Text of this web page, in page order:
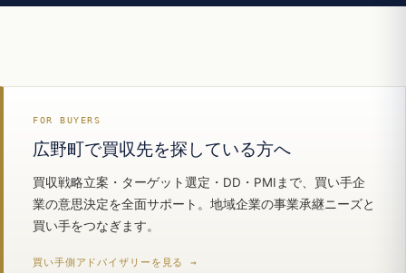
FOR BUYERS
広野町で買収先を探している方へ
買収戦略立案・ターゲット選定・DD・PMIまで、買い手企
業の意思決定を全面サポート。地域企業の事業承継ニーズと
買い手をつなぎます。
買い手側アドバイザリーを見る →